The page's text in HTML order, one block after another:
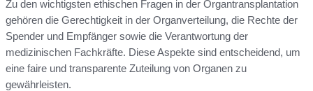
Zu den wichtigsten ethischen Fragen in der Organtransplantation
gehören die Gerechtigkeit in der Organverteilung, die Rechte der
Spender und Empfänger sowie die Verantwortung der
medizinischen Fachkräfte. Diese Aspekte sind entscheidend, um
eine faire und transparente Zuteilung von Organen zu
gewährleisten.